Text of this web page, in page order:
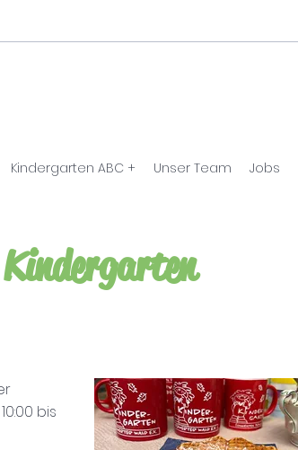
Kindergarten ABC + Unser Team Jobs
bis